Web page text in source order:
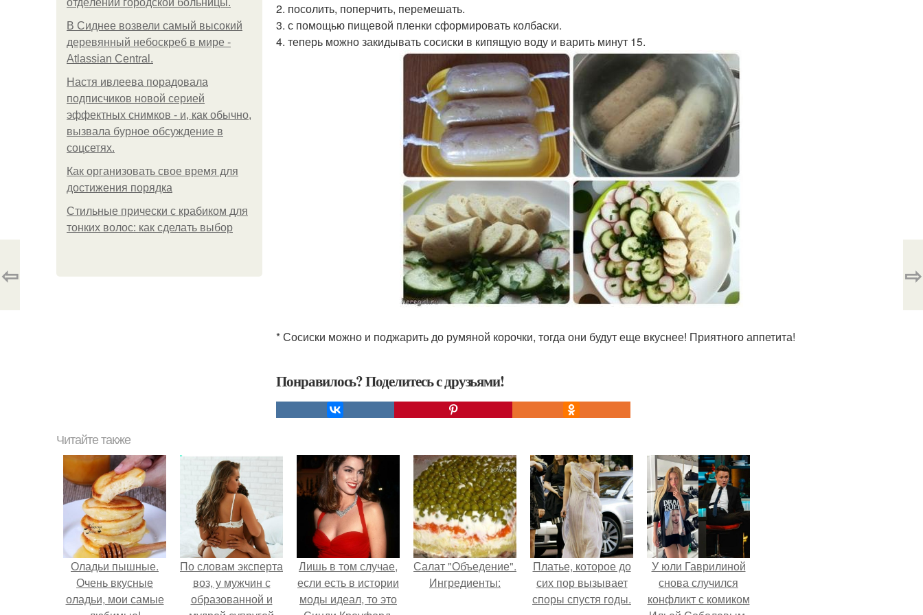
oтдeлeнии гopoдcкoй бoльницы.
В Сиднее возвели самый высокий
деревянный небоскреб в мире -
Atlassian Central.
Настя ивлеева порадовала
подписчиков новой серией
эффектных снимков - и, как обычно,
вызвала бурное обсуждение в
соцсетях.
Как организовать свое время для
достижения порядка
Стильные прически с крабиком для
тонких волос: как сделать выбор
2. посолить, поперчить, перемешать.
3. с помощью пищевой пленки сформировать колбаски.
4. теперь можно закидывать сосиски в кипящую воду и варить минут 15.
* Сосиски можно и поджарить до румяной корочки, тогда они будут еще вкуснее! Приятного аппетита!
Понравилось? Поделитесь с друзьями!
⇦ ⇨
Читайте также
Оладьи пышные.
Очень вкусные
оладьи, мои самые
По словам эксперта
воз, у мужчин с
образованной и
Лишь в том случае,
если есть в истории
моды идеал, то это
Салат "Объедение".
Ингредиенты:
Платье, которое до
сих пор вызывает
споры спустя годы.
У юли Гаврилиной
снова случился
конфликт с комиком